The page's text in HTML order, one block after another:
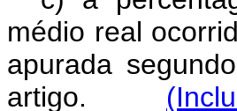
médio real
apurada
artigo.